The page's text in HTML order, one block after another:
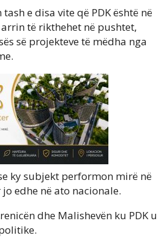
e disa vite që PDK është në
të rikthehet në pushtet,
së projekteve të mëdha nga
ky subjekt performon mirë në
edhe në ato nacionale.
dhe Malishevën ku PDK u